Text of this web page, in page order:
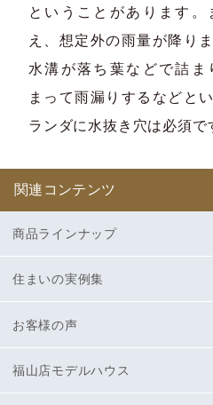
ということがあります。
え、想定外の雨量が降り
水溝が落ち葉などで詰ま
まって雨漏りするなどと
ランダに水抜き穴は必須で
関連コンテンツ
商品ラインナップ
住まいの実例集
お客様の声
福山店モデルハウス